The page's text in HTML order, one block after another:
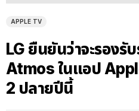
APPLE TV
LG ยืนยันว่าจะรองรั
Atmos ในแอป
2 ปลายปีนี้